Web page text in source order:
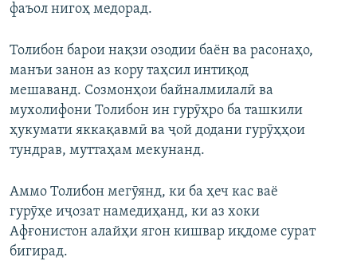
фаъол нигоҳ медорад.
Толибон барои нақзи озодии баён ва расонаҳо,
манъи занон аз кору таҳсил интиқод
мешаванд. Созмонҳои байналмилалӣ ва
мухолифони Толибон ин гурӯҳро ба ташкили
ҳукумати яккақавмӣ ва ҷой додани гурӯҳҳои
тундрав, муттаҳам мекунанд.
Аммо Толибон мегӯянд, ки ба ҳеч кас ваё
гурӯҳе иҷозат намедиҳанд, ки аз хоки
Афғонистон алайҳи ягон кишвар иқдоме сурат
бигирад.